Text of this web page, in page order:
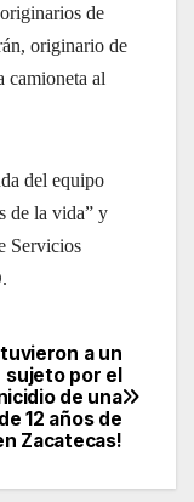
de
originario de
camioneta al
del equipo
de la vida” y
Servicios
a un
sujeto por el
de una
12 años de
Zacatecas!